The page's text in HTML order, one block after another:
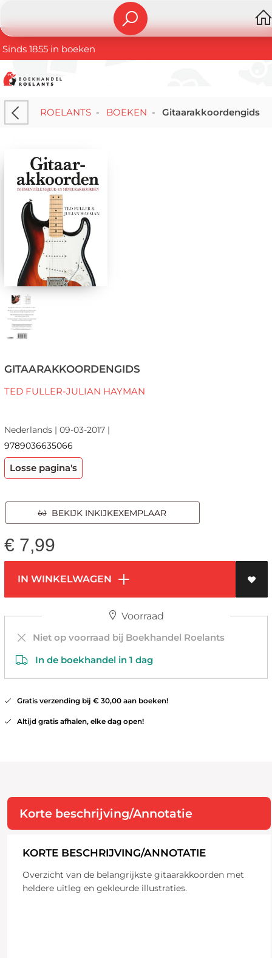
Sinds 1855 in boeken
ROELANTS- BOEKEN - Gitaarakkoordengids
GITAARAKKOORDENGIDS
TED FULLER-JULIAN HAYMAN
Nederlands | 09-03-2017 |
9789036635066
Losse pagina's
BEKIJK INKIJKEXEMPLAAR
€ 7,99
IN WINKELWAGEN
Voorraad
Niet op voorraad bij Boekhandel Roelants
In de boekhandel in 1 dag
Gratis verzending bij € 30,00 aan boeken!
Altijd gratis afhalen, elke dag open!
Korte beschrijving/Annotatie
KORTE BESCHRIJVING/ANNOTATIE
Overzicht van de belangrijkste gitaarakkoorden met
heldere uitleg en gekleurde illustraties.